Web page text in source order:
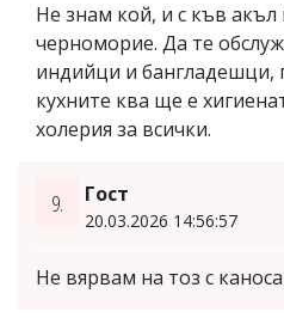
Не знам кой, и с къв
черноморие. Да те
индийци и бангладешци,
кухните ква ще е
холерия за всички.
9. Гост
20.03.2026 14:56:57
Не вярвам на тоз с